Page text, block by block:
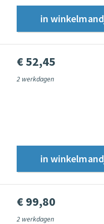
€ 52,45
2 werkdagen
€ 99,80
2 werkdagen